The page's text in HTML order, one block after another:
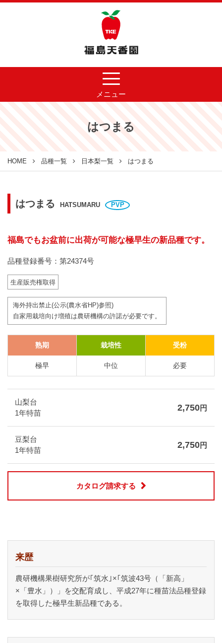
メニュー
はつまる
HOME 品種一覧 日本梨一覧 はつまる
はつまる HATSUMARU PVP
福島でもお盆前に出荷が可能な極早生の新品種です。
品種登録番号：第24374号
生産販売権取得
海外持出禁止(公示(農水省HP)参照)
自家用栽培向け増殖は農研機構の許諾が必要です。
熟期 栽培性 受粉
極早 中位 必要
山梨台
1年特苗
2,750円
豆梨台
1年特苗
2,750円
カタログ請求する
来歴
農研機構果樹研究所が｢筑水｣×｢筑波43号（「新高」
×「豊水」）」を交配育成し、平成27年に種苗法品種登録
を取得した極早生新品種である。